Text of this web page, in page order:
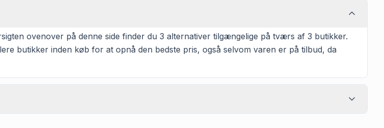
ovenover på denne side finder du 3 alternativer tilgængelige på tværs af 3 butikker.
butikker inden køb for at opnå den bedste pris, også selvom varen er på tilbud, da